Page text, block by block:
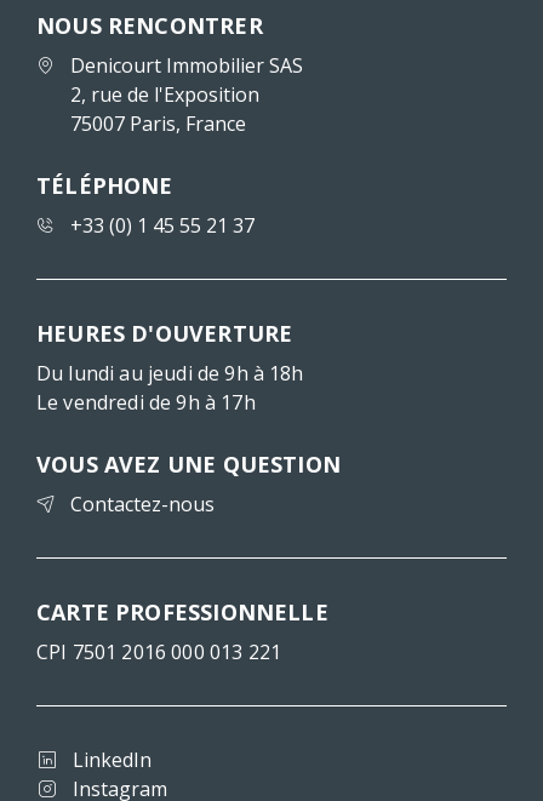
NOUS RENCONTRER
Denicourt Immobilier SAS
2, rue de l'Exposition
75007 Paris, France
TÉLÉPHONE
+33 (0) 1 45 55 21 37
HEURES D'OUVERTURE
Du lundi au jeudi de 9h à 18h
Le vendredi de 9h à 17h
VOUS AVEZ UNE QUESTION
Contactez-nous
CARTE PROFESSIONNELLE
CPI 7501 2016 000 013 221
LinkedIn
Instagram